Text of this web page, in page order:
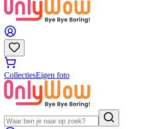
CollectiesEigen foto